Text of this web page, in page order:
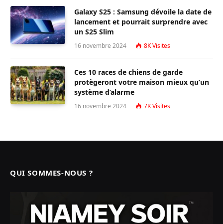
Galaxy S25 : Samsung dévoile la date de
lancement et pourrait surprendre avec
un S25 Slim
16 novembre 2024 8KVisites
Ces 10 races de chiens de garde
protègeront votre maison mieux qu’un
système d’alarme
16 novembre 2024 7KVisites
QUI SOMMES-NOUS ?